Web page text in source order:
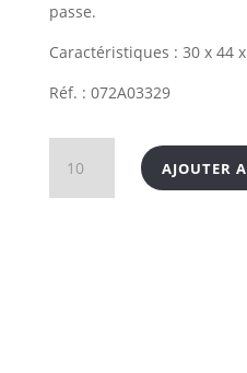
passe.
Caractéristiques : 30 x 44
Réf. : 072A03329
Sac
AJOUTER